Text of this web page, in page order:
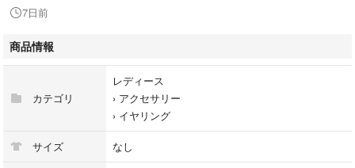
［製品仕様］
葡萄/グレープ デザイン
スターリングシルバー / SV925 / Ag925 ( いぶし加工 )
1.92 x 2.38 x 1.42㎝ ( イヤリング 横 x 縦 x 厚さ )
約1.6 x 1.05㎝ ( クリップ 長さ x 幅 )
※ サイズは片耳平均となります
※ 多少の誤差はご了承下さい
7日前
商品情報
カテゴリ
レディース
› アクセサリー
› イヤリング
サイズ なし